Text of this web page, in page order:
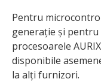
Pentru
generație și
procesoarele
disponibile
la alți furnizori.